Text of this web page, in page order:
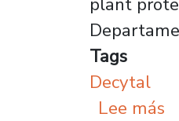
Tags
Decytal
Lee más